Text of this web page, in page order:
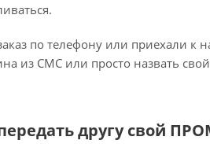
по телефону или приехали к
из СМС или просто назвать
другу свой